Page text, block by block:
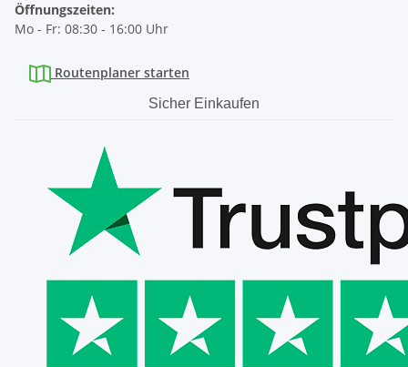
Öffnungszeiten:
Mo - Fr: 08:30 - 16:00 Uhr
Routenplaner starten
Sicher Einkaufen